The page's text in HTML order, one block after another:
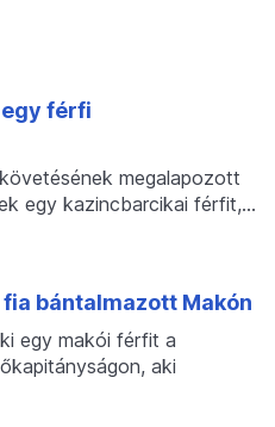
férfi
megalapozott
egy kazincbarcikai férfit,…
bántalmazott Makón
egy makói férfit a
aki